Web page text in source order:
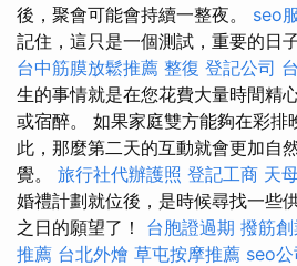
後，聚會可能會持續一整夜。 seo
記住，這只是一個測試，重要的日
台中筋膜放鬆推薦 整復 登記公司
生的事情就是在您花費大量時間精
或宿醉。 如果家庭雙方能夠在彩排
此，那麼第二天的互動就會更加自
覺。 旅行社代辦護照 登記工商 天
婚禮計劃就位後，是時候尋找一些
之日的願望了！ 台胞證過期 撥筋創
推薦 台北外燴 草屯按摩推薦 seo公